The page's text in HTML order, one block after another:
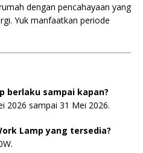
dengan pencahayaan yang
Yuk manfaatkan periode
berlaku sampai kapan?
2026 sampai 31 Mei 2026.
Lamp yang tersedia?